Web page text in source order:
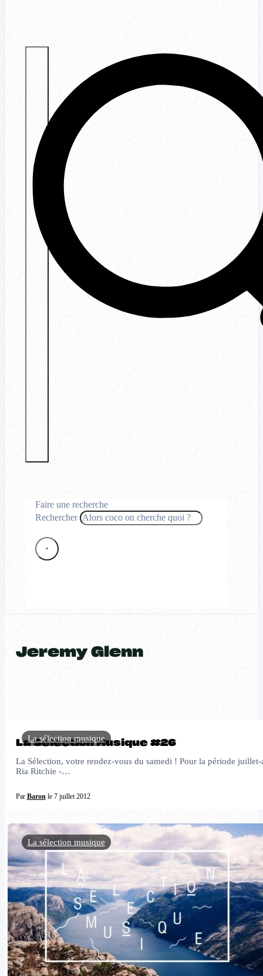
Faire une recherche
Rechercher
×
Jeremy Glenn
La Sélection Musique #26
La Sélection, votre rendez-vous du samedi ! Pour la période
Ria Ritchie -…
Par Baronle 7 juillet 2012
La sélection musique
La sélection musique